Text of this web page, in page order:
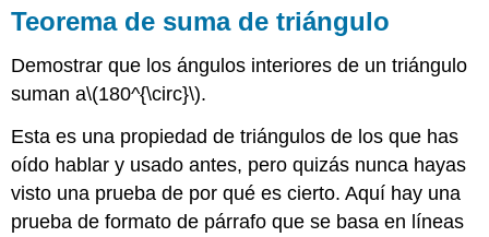
Teorema de suma de triángulo
Demostrar que los ángulos interiores de un triángulo
suman a\(180^{\circ}\).
Esta es una propiedad de triángulos de los que has
oído hablar y usado antes, pero quizás nunca hayas
visto una prueba de por qué es cierto. Aquí hay una
prueba de formato de párrafo que se basa en líneas